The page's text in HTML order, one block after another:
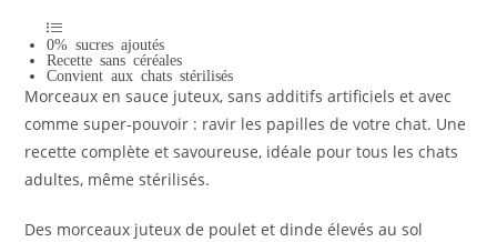
0% sucres ajoutés
Recette sans céréales
Convient aux chats stérilisés
Morceaux en sauce juteux, sans additifs artificiels et avec
comme super-pouvoir : ravir les papilles de votre chat. Une
recette complète et savoureuse, idéale pour tous les chats
adultes, même stérilisés.
Des morceaux juteux de poulet et dinde élevés au sol